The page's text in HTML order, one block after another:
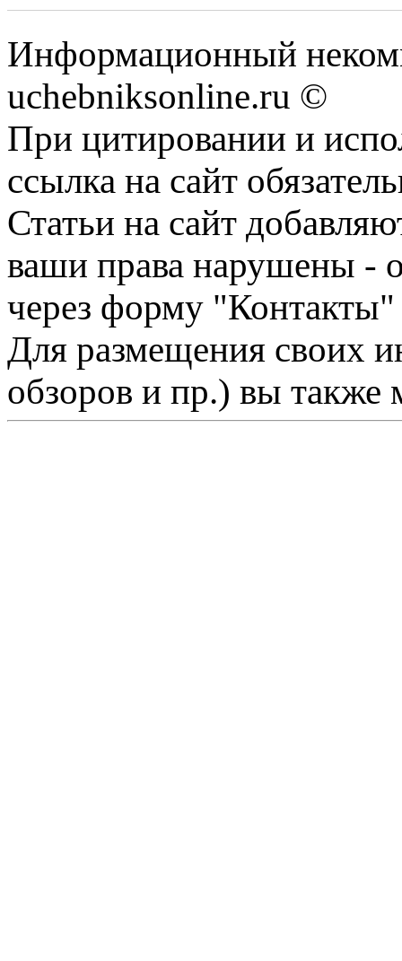
Информационный
uchebniksonline.ru ©
При цитировании и
ссылка на сайт
Статьи на сайт
ваши права нарушены -
через форму "Контакты"
Для размещения своих
обзоров и пр.) вы также